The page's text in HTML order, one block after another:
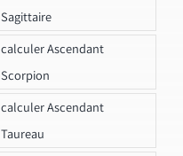
Sagittaire
calculer Ascendant
Scorpion
calculer Ascendant
Taureau